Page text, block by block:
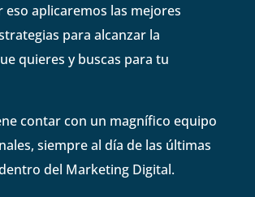
eso aplicaremos las mejores
para alcanzar la
quieres y buscas para tu
contar con un magnífico equipo
siempre al día de las últimas
del Marketing Digital.